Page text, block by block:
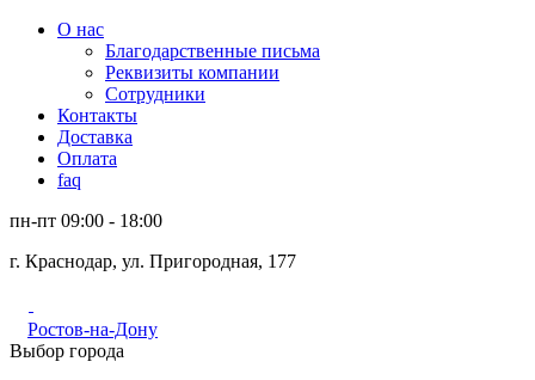
О нас
Благодарственные письма
Реквизиты компании
Сотрудники
Контакты
Доставка
Оплата
faq
пн-пт 09:00 - 18:00
г. Краснодар, ул. Пригородная, 177
Ростов-на-Дону
Выбор города